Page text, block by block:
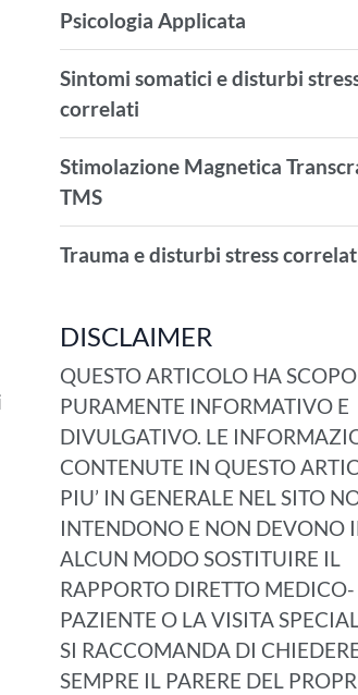
Psicologia Applicata
Sintomi somatici e disturbi
correlati
Stimolazione Magnetica
TMS
Trauma e disturbi stress
DISCLAIMER
QUESTO ARTICOLO HA SCOPO
PURAMENTE INFORMATIVO E
DIVULGATIVO. LE
CONTENUTE IN QUESTO
PIU’ IN GENERALE NEL SITO
INTENDONO E NON DEVONO
ALCUN MODO SOSTITUIRE IL
RAPPORTO DIRETTO MEDICO-
PAZIENTE O LA VISITA
SI RACCOMANDA DI
SEMPRE IL PARERE DEL